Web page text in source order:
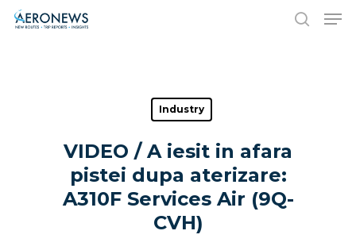
Hit enter to search or ESC to close
Industry
VIDEO / A iesit in afara
pistei dupa aterizare:
A310F Services Air (9Q-
CVH)